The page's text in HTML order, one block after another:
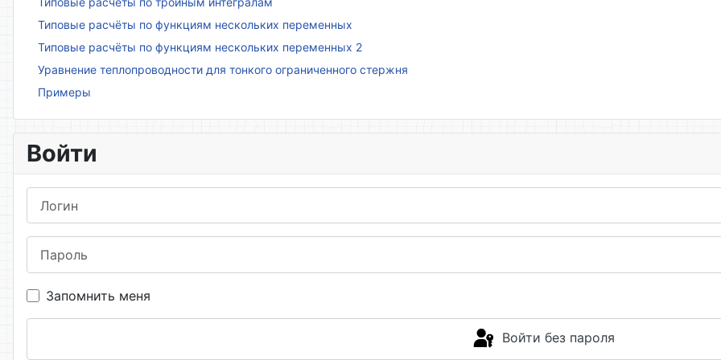
Типовые расчёты по функциям нескольких переменных
Типовые расчёты по функциям нескольких переменных 2
Уравнение теплопроводности для тонкого ограниченного стержня
Примеры
Войти
Запомнить меня
Войти без пароля